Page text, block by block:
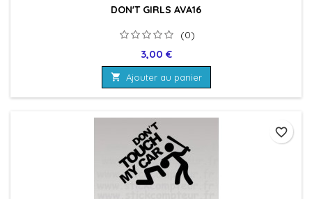
DON'T GIRLS AVA16
(0)
Prix
3,00 €
 Ajouter au panier
favorite_border